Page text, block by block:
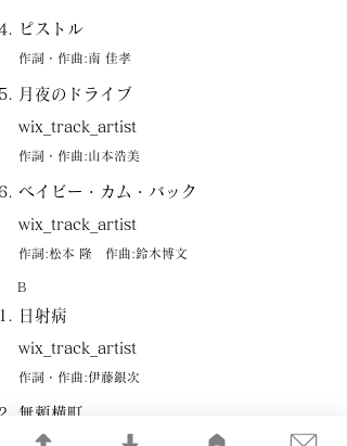
ピストル
作詞・作曲:南 佳孝
月夜のドライブ
wix_track_artist
作詞・作曲:山本浩美
ベイビー・カム・バック
wix_track_artist
作詞:松本 隆 作曲:鈴木博文
B
日射病
wix_track_artist
作詞・作曲:伊藤銀次
無頼横町